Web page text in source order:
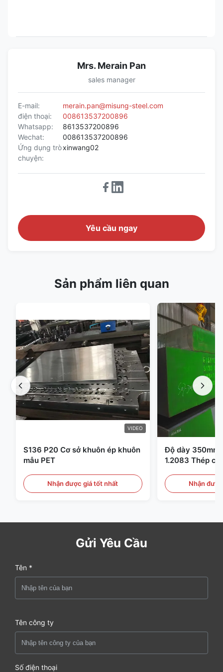
Mrs. Merain Pan
sales manager
E-mail:
merain.pan@misung-steel.com
điện thoại:
008613537200896
Whatsapp:
8613537200896
Wechat:
008613537200896
Ứng dụng trò
chuyện:
xinwang02
Yêu cầu ngay
Sản phẩm liên quan
VIDEO
S136 P20 Cơ sở khuôn ép khuôn
mẫu PET
Nhận được giá tốt nhất
Độ dày 350mm
1.2083 Thép
Nhận
Gửi Yêu Cầu
Tên *
Tên công ty
Số điện thoại